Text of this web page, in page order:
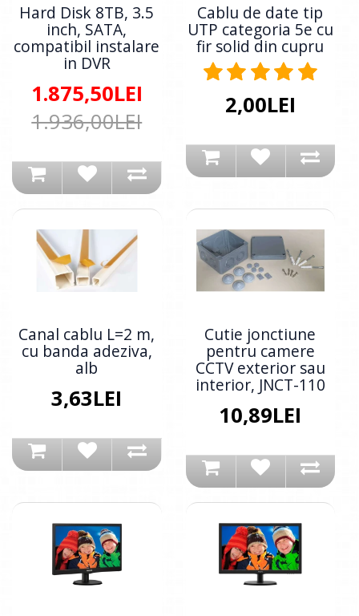
Hard Disk 8TB, 3.5
inch, SATA,
compatibil instalare
in DVR
1.875,50LEI
1.936,00LEI
Cablu de date tip
UTP categoria 5e cu
fir solid din cupru
2,00LEI
Canal cablu L=2 m,
cu banda adeziva,
alb
3,63LEI
Cutie jonctiune
pentru camere
CCTV exterior sau
interior, JNCT-110
10,89LEI